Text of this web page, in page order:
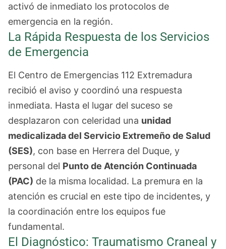
activó de inmediato los protocolos de
emergencia en la región.
La Rápida Respuesta de los Servicios
de Emergencia
El Centro de Emergencias 112 Extremadura
recibió el aviso y coordinó una respuesta
inmediata. Hasta el lugar del suceso se
desplazaron con celeridad una unidad
medicalizada del Servicio Extremeño de Salud
(SES), con base en Herrera del Duque, y
personal del Punto de Atención Continuada
(PAC) de la misma localidad. La premura en la
atención es crucial en este tipo de incidentes, y
la coordinación entre los equipos fue
fundamental.
El Diagnóstico: Traumatismo Craneal y